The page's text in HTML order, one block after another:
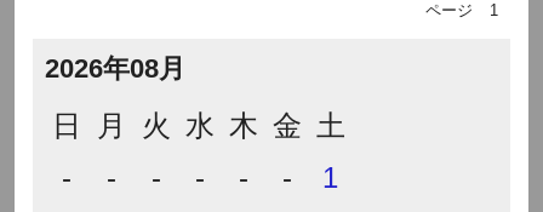
ページ
1
2026年08月
日 月 火 水 木 金 土
-
- - - - -
1